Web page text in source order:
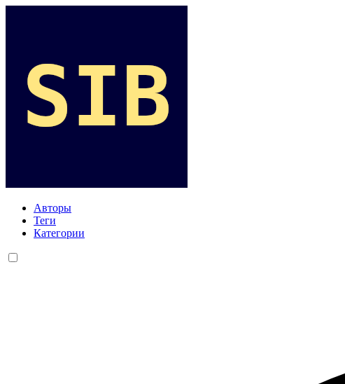
Авторы
Теги
Категории